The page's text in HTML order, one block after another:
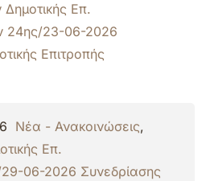
Επ.
24ης/23-06-2026
Επιτροπής
Νέα - Ανακοινώσεις,
Επ.
06-2026 Συνεδρίασης